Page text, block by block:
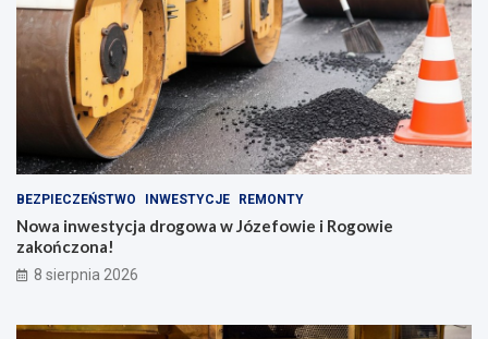
BEZPIECZEŃSTWO INWESTYCJE REMONTY
Nowa inwestycja drogowa w Józefowie i Rogowie
zakończona!
8 sierpnia 2026